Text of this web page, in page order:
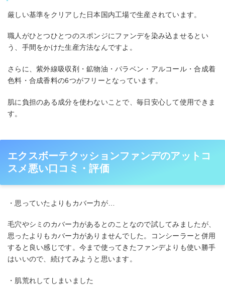
厳しい基準をクリアした日本国内工場で生産されています。
職人がひとつひとつのスポンジにファンデを染み込ませるとい
う、手間をかけた生産方法なんですよ。
さらに、紫外線吸収剤・鉱物油・パラベン・アルコール・合成着
色料・合成香料の6つがフリーとなっています。
肌に負担のある成分を使わないことで、毎日安心して使用できま
す。
エクスボーテクッションファンデのアットコ
スメ悪い口コミ・評価
・思っていたよりもカバー力が…
毛穴やシミのカバー力があるとのことなので試してみましたが、
思ったよりもカバー力がありませんでした。コンシーラーと併用
すると良い感じです。今まで使ってきたファンデよりも使い勝手
はいいので、続けてみようと思います。
・肌荒れしてしまいました